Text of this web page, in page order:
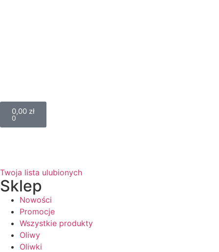
0,00 zł
0
Twoja lista ulubionych
Sklep
Nowości
Promocje
Wszystkie produkty
Oliwy
Oliwki